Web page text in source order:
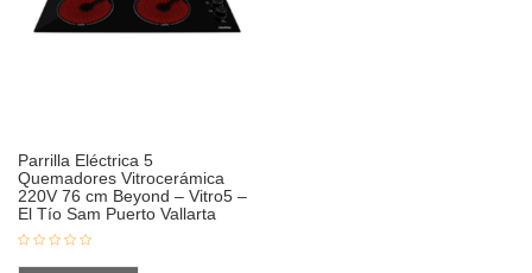
Parrilla Eléctrica 5
Quemadores Vitrocerámica
220V 76 cm Beyond – Vitro5 –
El Tío Sam Puerto Vallarta